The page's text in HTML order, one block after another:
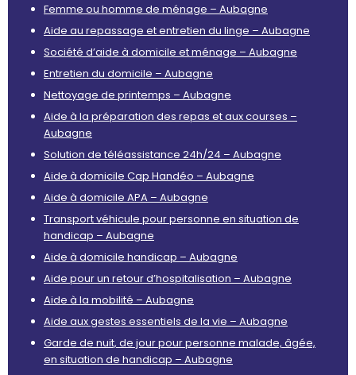
Femme ou homme de ménage – Aubagne
Aide au repassage et entretien du linge – Aubagne
Société d’aide à domicile et ménage – Aubagne
Entretien du domicile – Aubagne
Nettoyage de printemps – Aubagne
Aide à la préparation des repas et aux courses –
Aubagne
Solution de téléassistance 24h/24 – Aubagne
Aide à domicile Cap Handéo – Aubagne
Aide à domicile APA – Aubagne
Transport véhicule pour personne en situation de
handicap – Aubagne
Aide à domicile handicap – Aubagne
Aide pour un retour d’hospitalisation – Aubagne
Aide à la mobilité – Aubagne
Aide aux gestes essentiels de la vie – Aubagne
Garde de nuit, de jour pour personne malade, âgée,
en situation de handicap – Aubagne